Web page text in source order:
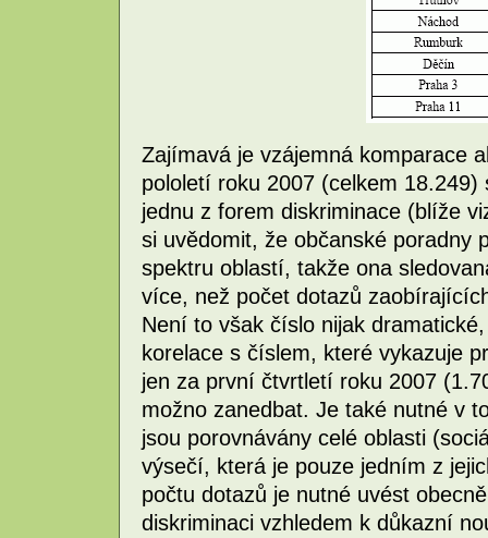
Zajímavá je vzájemná komparace
pololetí roku 2007 (celkem
jednu z forem diskriminace (blíže
si uvědomit, že občanské poradny
spektru oblastí, takže ona
více, než počet dotazů
Není to však číslo nijak
korelace s číslem, které vykazuje
jen za první čtvrtletí roku 2007
možno zanedbat. Je také nutné v
jsou porovnávány celé oblasti
výsečí, která je pouze jedním z
počtu dotazů je nutné uvést
diskriminaci vzhledem k důkazní